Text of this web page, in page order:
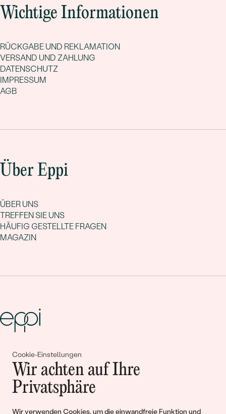
Cookie-Einstellungen
Wir achten auf Ihre
Privatsphäre
Wir verwenden Cookies, um die einwandfreie Funktion und
Wichtige Informationen
RÜCKGABE UND REKLAMATION
VERSAND UND ZAHLUNG
DATENSCHUTZ
IMPRESSUM
AGB
Über Eppi
ÜBER UNS
TREFFEN SIE UNS
HÄUFIG GESTELLTE FRAGEN
MAGAZIN
Gemeinsam erschaffen wir
Geschichten von Schönheit und
Liebe